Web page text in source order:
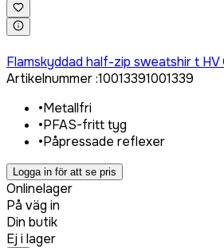
Flamskyddad half-zip sweatshir t HV
Artikelnummer:10013391001339
•Metallfri
•PFAS-fritt tyg
•Påpressade reflexer
Logga in för att se pris
Onlinelager
På väg in
Din butik
Ej i lager